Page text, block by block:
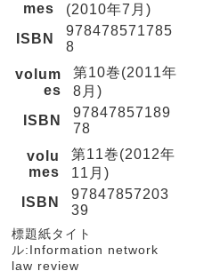
mes
(2010年7月)
ISBN
978478571785
8
volum
es
第10巻(2011年
8月)
ISBN
97847857189
78
volu
mes
第11巻(2012年
11月)
ISBN
97847857203
39
標題紙タイト
ル:Information network
law review